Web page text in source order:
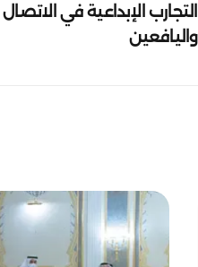
التجارب الإبداعية في
واليافعين